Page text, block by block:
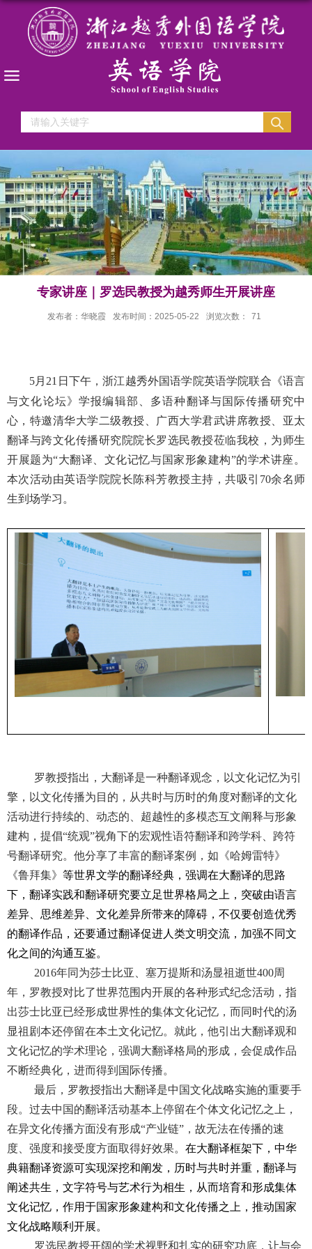
专家讲座｜罗选民教授为越秀师生开展讲座
发布者：华晓霞 发布时间：2025-05-22 浏览次数： 71
5月 21 日下午，浙江越秀外国语学院英语学院联合《语言
与文化论坛》学报编辑部、多语种翻译与国际传播研究中
心，特邀清华大学二级教授、广西大学君武讲席教授、亚太
翻译与跨文化传播研究院院长罗选民教授莅临我校，为师生
开展题为“大翻译、文化记忆与国家形象建构”的学术讲座。
本次活动由英语学院院长陈科芳教授主持，共吸引 70余名师
生到场学习。
罗教授指出，大翻译是一种翻译观念，以文化记忆为引
擎，以文化传播为目的，从共时与历时的角度对翻译的文化
活动进行持续的、动态的、超越性的多模态互文阐释与形象
建构，提倡“统观”视角下的宏观性语符翻译和跨学科、跨符
号翻译研究。他分享了丰富的翻译案例，如《哈姆雷特》
《鲁拜集》 等世界文学的翻译经典，强调在大翻译的思路
下，翻译实践和翻译研究要立足世界格局之上，突破由语言
差异、思维差异、文化差异所带来的障碍，不仅要创造优秀
的翻译作品，还要通过翻译促进人类文明交流，加强不同文
化之间的沟通互鉴。
2016年同为莎士比亚、塞万提斯和汤显祖逝世400周
年，罗教授对比了世界范围内开展的各种形式纪念活动，指
出莎士比亚已经形成世界性的集体文化记忆，而同时代的汤
显祖剧本还停留在本土文化记忆。就此，他引出大翻译观和
文化记忆的学术理论，强调大翻译格局的形成，会促成作品
不断经典化，进而得到国际传播。
最后，罗教授指出大翻译是中国文化战略实施的重要手
段。过去中国的翻译活动基本上停留在个体文化记忆之上，
在异文化传播方面没有形成“产业链”，故无法在传播的速
度、强度和接受度方面取得好效果。 在大翻译框架下，中华
典籍翻译资源可实现深挖和阐发，历时与共时并重，翻译与
阐述共生，文字符号与艺术行为相生，从而培育和形成集体
文化记忆，作用于国家形象建构和文化传播之上，推动国家
文化战略顺利开展。
罗选民教授开阔的学术视野和扎实的研究功底，让与会